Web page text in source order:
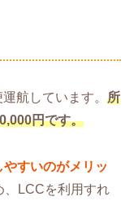
航しています。 所
円です。
すいのがメリッ
、LCCを利用すれ